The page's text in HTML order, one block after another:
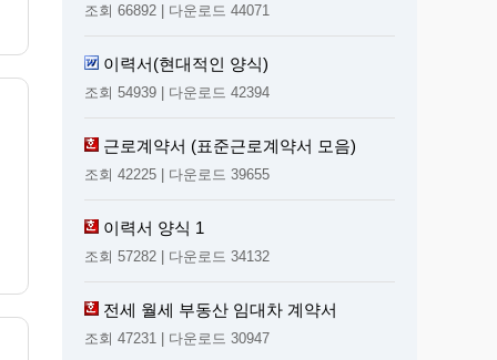
조회 66892 | 다운로드 44071
이력서(현대적인 양식)
조회 54939 | 다운로드 42394
근로계약서 (표준근로계약서 모음)
조회 42225 | 다운로드 39655
이력서 양식 1
조회 57282 | 다운로드 34132
전세 월세 부동산 임대차 계약서
조회 47231 | 다운로드 30947